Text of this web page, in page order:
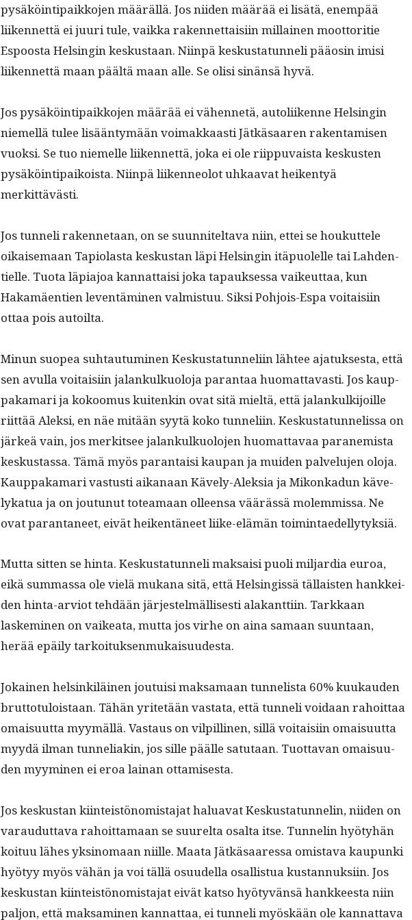
pysäköin­tipaikko­jen määräl­lä. Jos niiden määrää ei lisätä, enem­pää
liiken­net­tä ei juuri tule, vaik­ka raken­net­taisi­in mil­lainen moot­tori­tie
Espoos­ta Helsin­gin keskus­taan. Niin­pä keskus­tatun­neli pääosin imisi
liiken­net­tä maan päältä maan alle. Se olisi sinän­sä hyvä.
Jos pysäköin­tipaikko­jen määrää ei vähen­netä, autoli­ikenne Helsin­gin
niemel­lä tulee lisään­tymään voimakkaasti Jätkäsaaren rak­en­tamisen
vuok­si. Se tuo niemelle liiken­net­tä, joka ei ole riip­pu­vaista keskusten
pysäköin­tipaikoista. Niin­pä liiken­neolot uhkaa­vat heiken­tyä
merkittävästi.
Jos tun­neli raken­netaan, on se suun­nitelta­va niin, ettei se houkut­tele
oikaise­maan Tapi­o­las­ta keskus­tan läpi Helsin­gin itäpuolelle tai Lah­den­
tielle. Tuo­ta läpi­a­joa kan­nat­taisi joka tapauk­ses­sa vaikeut­taa, kun
Hakamäen­tien lev­en­tämi­nen valmis­tuu. Sik­si Pohjois-Espa voitaisi­in
ottaa pois autoilta.
Min­un suo­pea suh­tau­tu­mi­nen Keskus­tatun­neli­in läh­tee ajatuk­ses­ta, että
sen avul­la voitaisi­in jalankulkuolo­ja paran­taa huo­mat­tavasti. Jos kaup­
paka­mari ja kokoomus kuitenkin ovat sitä mieltä, että jalankulk­i­joille
riit­tää Alek­si, en näe mitään syytä koko tun­neli­in. Keskus­tatun­nelis­sa on
järkeä vain, jos merk­it­see jalankulkuolo­jen huo­mat­tavaa parane­mista
keskus­tas­sa. Tämä myös paran­taisi kau­pan ja muiden palvelu­jen olo­ja.
Kaup­paka­mari vas­tusti aikanaan Käve­ly-Alek­sia ja Mikonkadun käve­
lykat­ua ja on joutunut totea­maan olleen­sa väärässä molem­mis­sa. Ne
ovat paran­ta­neet, eivät heiken­täneet liike-elämän toimintaedellytyksiä.
Mut­ta sit­ten se hin­ta. Keskus­tatun­neli mak­saisi puoli mil­jar­dia euroa,
eikä sum­mas­sa ole vielä mukana sitä, että Helsingis­sä täl­lais­ten han­kkei­
den hin­ta-arviot tehdään jär­jestelmäl­lis­es­ti alakant­ti­in. Tarkkaan
laskem­i­nen on vaikea­ta, mut­ta jos virhe on aina samaan suun­taan,
herää epäi­ly tarkoituksenmukaisuudesta.
Jokainen helsinkiläi­nen jou­tu­isi mak­samaan tun­nelista 60% kuukau­den
brut­to­tu­lois­taan. Tähän yritetään vas­ta­ta, että tun­neli voidaan rahoit­taa
omaisu­ut­ta myymäl­lä. Vas­taus on vilpilli­nen, sil­lä voitaisi­in omaisu­ut­ta
myy­dä ilman tun­neli­akin, jos sille päälle sat­u­taan. Tuot­ta­van omaisu­u­
den myymi­nen ei eroa lainan ottamisesta.
Jos keskus­tan kiin­teistön­o­mis­ta­jat halu­a­vat Keskus­tatun­nelin, niiden on
varaudut­ta­va rahoit­ta­maan se suurelta osalta itse. Tun­nelin hyö­ty­hän
koituu läh­es yksi­no­maan niille. Maa­ta Jätkäsaa­res­sa omis­ta­va kaupun­ki
hyö­tyy myös vähän ja voi täl­lä osu­udel­la osal­lis­tua kus­tan­nuk­si­in. Jos
keskus­tan kiin­teistön­o­mis­ta­jat eivät kat­so hyö­tyvän­sä han­kkeesta niin
paljon, että mak­sami­nen kan­nat­taa, ei tun­neli myöskään ole kan­nat­ta­va